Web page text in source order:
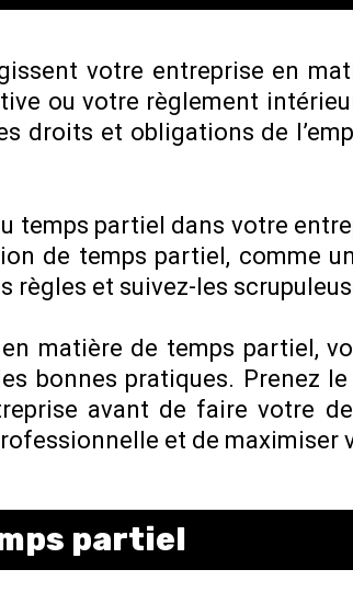
votre entreprise en
ou votre règlement
droits et obligations de
temps partiel dans votre
de temps partiel, comme
règles et suivez-les
matière de temps partiel,
bonnes pratiques. Prenez
avant de faire votre
et de maximiser
partiel